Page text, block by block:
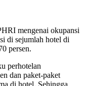
mengenai okupansi
di sejumlah hotel di
persen.
perhotelan
dan paket-paket
di hotel. Sehingga